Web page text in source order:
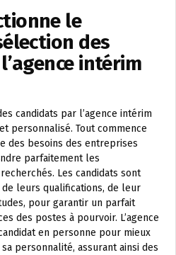
le
des
intérim
candidats par l’agence intérim
personnalisé. Tout commence
des besoins des entreprises
parfaitement les
Les candidats sont
leurs qualifications, de leur
pour garantir un parfait
des postes à pourvoir. L’agence
en personne pour mieux
personnalité, assurant ainsi des